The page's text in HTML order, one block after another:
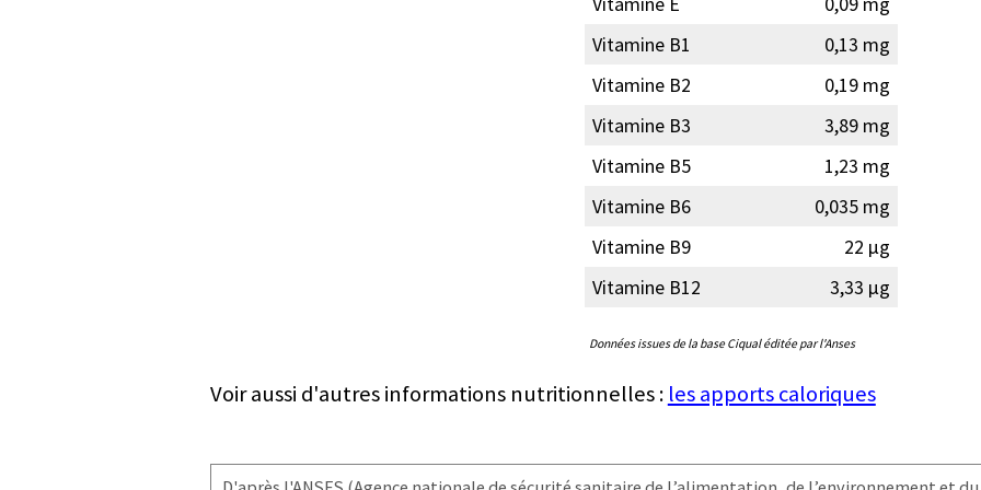
Vitamine B1
0,13 mg
Vitamine B2
0,19 mg
Vitamine B3
3,89 mg
Vitamine B5
1,23 mg
Vitamine B6
0,035 mg
Vitamine B9
22 µg
Vitamine B12
3,33 µg
Données issues de la base Ciqual éditée par l'Anses
Voir aussi d'autres informations nutritionnelles : les apports caloriques